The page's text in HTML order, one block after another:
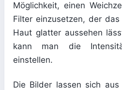
Möglichkeit, einen
Filter einzusetzen, der
Haut glatter aussehen
kann man die
einstellen.
Die Bilder lassen sich